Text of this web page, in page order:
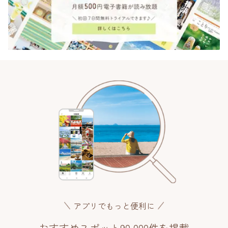
アプリでもっと便利に